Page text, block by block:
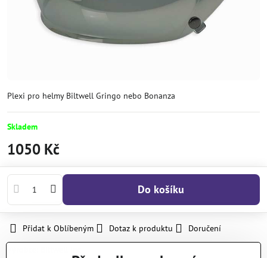
Plexi pro helmy Biltwell Gringo nebo Bonanza
Skladem
1050 Kč
Do košíku
Přidat k Oblíbeným Dotaz k produktu
Doručení